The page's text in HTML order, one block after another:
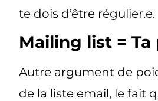
te dois d’être régulier.e.
Mailing list =
Autre argument de
de la liste email, le fait